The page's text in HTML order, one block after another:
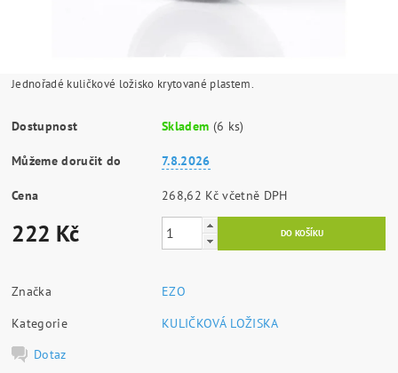
Jednořadé kuličkové ložisko krytované plastem.
Dostupnost Skladem (6 ks)
Můžeme doručit do 7.8.2026
Cena 268,62 Kč včetně DPH
222 Kč
Značka
EZO
Kategorie
KULIČKOVÁ LOŽISKA
Dotaz